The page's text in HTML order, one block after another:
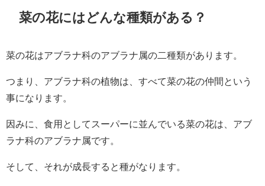
菜の花にはどんな種類がある？
菜の花はアブラナ科のアブラナ属の二種類があります。
つまり、アブラナ科の植物は、すべて菜の花の仲間という
事になります。
因みに、食用としてスーパーに並んでいる菜の花は、アブ
ラナ科のアブラナ属です。
そして、それが成長すると種がなります。